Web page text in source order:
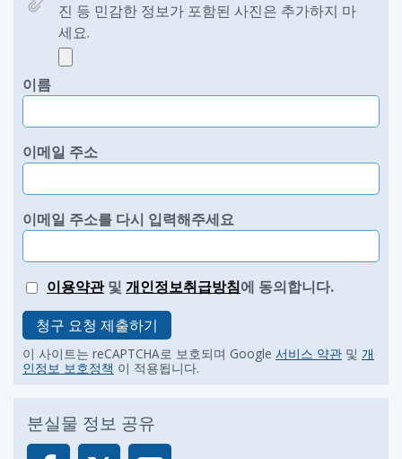
진 등 민감한 정보가 포함된 사진은 추가하지 마
세요.
이름
이메일 주소
이메일 주소를 다시 입력해주세요
이용약관및 개인정보취급방침에 동의합니다.
청구 요청 제출하기
이 사이트는 reCAPTCHA로 보호되며 Google 서비스 약관 및 개
인정보 보호정책 이 적용됩니다.
분실물 정보 공유